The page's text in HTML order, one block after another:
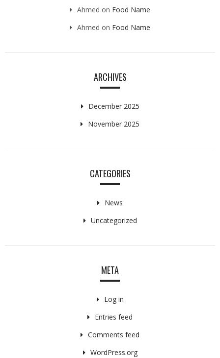
Ahmed on Food Name
Ahmed on Food Name
ARCHIVES
December 2025
November 2025
CATEGORIES
News
Uncategorized
META
Log in
Entries feed
Comments feed
WordPress.org